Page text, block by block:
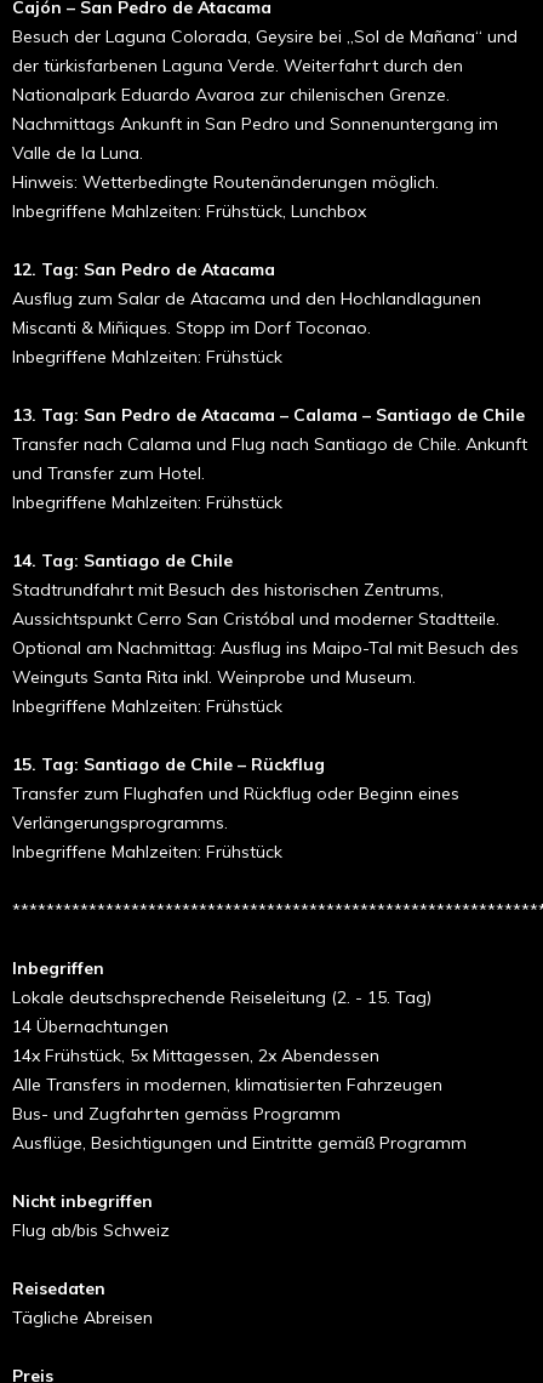
Cajón – San Pedro de Atacama
Besuch der Laguna Colorada, Geysire bei „Sol de Mañana“ und
der türkisfarbenen Laguna Verde. Weiterfahrt durch den
Nationalpark Eduardo Avaroa zur chilenischen Grenze.
Nachmittags Ankunft in San Pedro und Sonnenuntergang im
Valle de la Luna.
Hinweis: Wetterbedingte Routenänderungen möglich.
Inbegriffene Mahlzeiten: Frühstück, Lunchbox
12. Tag: San Pedro de Atacama
Ausflug zum Salar de Atacama und den Hochlandlagunen
Miscanti & Miñiques. Stopp im Dorf Toconao.
Inbegriffene Mahlzeiten: Frühstück
13. Tag: San Pedro de Atacama – Calama – Santiago de Chile
Transfer nach Calama und Flug nach Santiago de Chile. Ankunft
und Transfer zum Hotel.
Inbegriffene Mahlzeiten: Frühstück
14. Tag: Santiago de Chile
Stadtrundfahrt mit Besuch des historischen Zentrums,
Aussichtspunkt Cerro San Cristóbal und moderner Stadtteile.
Optional am Nachmittag: Ausflug ins Maipo-Tal mit Besuch des
Weinguts Santa Rita inkl. Weinprobe und Museum.
Inbegriffene Mahlzeiten: Frühstück
15. Tag: Santiago de Chile – Rückflug
Transfer zum Flughafen und Rückflug oder Beginn eines
Verlängerungsprogramms.
Inbegriffene Mahlzeiten: Frühstück
Inbegriffen
Lokale deutschsprechende Reiseleitung (2. - 15. Tag)
14 Übernachtungen
14x Frühstück, 5x Mittagessen, 2x Abendessen
Alle Transfers in modernen, klimatisierten Fahrzeugen
Bus- und Zugfahrten gemäss Programm
Ausflüge, Besichtigungen und Eintritte gemäß Programm
Nicht inbegriffen
Flug ab/bis Schweiz
Reisedaten
Tägliche Abreisen
Preis